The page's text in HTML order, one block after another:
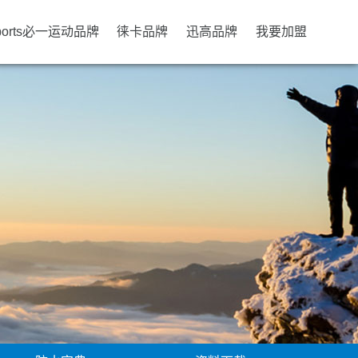
必一运动品牌 徕卡品牌 迅高品牌 我要加盟